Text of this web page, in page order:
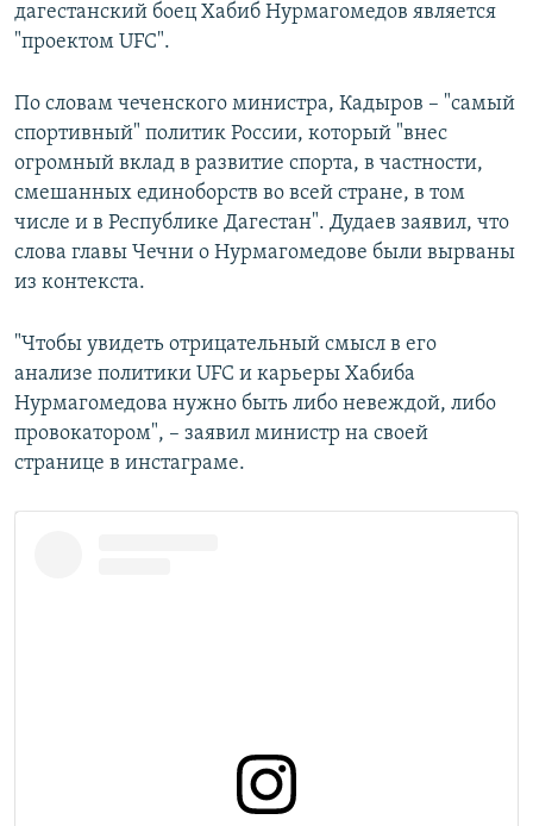
дагестанский боец Хабиб Нурмагомедов является
"проектом UFC".
По словам чеченского министра, Кадыров – "самый
спортивный" политик России, который "внес
огромный вклад в развитие спорта, в частности,
смешанных единоборств во всей стране, в том
числе и в Республике Дагестан". Дудаев заявил, что
слова главы Чечни о Нурмагомедове были вырваны
из контекста.
"Чтобы увидеть отрицательный смысл в его
анализе политики UFC и карьеры Хабиба
Нурмагомедова нужно быть либо невеждой, либо
провокатором", – заявил министр на своей
странице в инстаграме.